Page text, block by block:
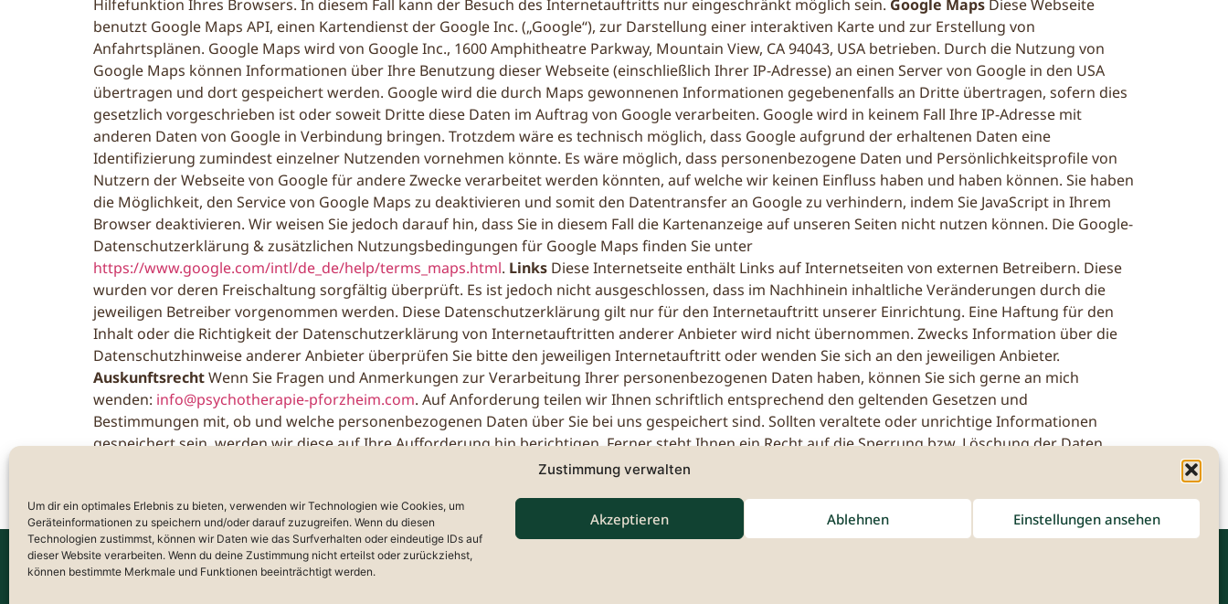
Zustimmung verwalten
Um dir ein optimales Erlebnis zu bieten, verwenden wir Technologien wie Cookies, um
Geräteinformationen zu speichern und/oder darauf zuzugreifen. Wenn du diesen
Technologien zustimmst, können wir Daten wie das Surfverhalten oder eindeutige IDs auf
dieser Website verarbeiten. Wenn du deine Zustimmung nicht erteilst oder zurückziehst,
können bestimmte Merkmale und Funktionen beeinträchtigt werden.
Akzeptieren Ablehnen Einstellungen ansehen
Hilfefunktion Ihres Browsers. In diesem Fall kann der Besuch des Internetauftritts nur eingeschränkt möglich sein. Google Maps Diese Webseite
benutzt Google Maps API, einen Kartendienst der Google Inc. („Google“), zur Darstellung einer interaktiven Karte und zur Erstellung von
Anfahrtsplänen. Google Maps wird von Google Inc., 1600 Amphitheatre Parkway, Mountain View, CA 94043, USA betrieben. Durch die Nutzung von
Google Maps können Informationen über Ihre Benutzung dieser Webseite (einschließlich Ihrer IP-Adresse) an einen Server von Google in den USA
übertragen und dort gespeichert werden. Google wird die durch Maps gewonnenen Informationen gegebenenfalls an Dritte übertragen, sofern dies
gesetzlich vorgeschrieben ist oder soweit Dritte diese Daten im Auftrag von Google verarbeiten. Google wird in keinem Fall Ihre IP-Adresse mit
anderen Daten von Google in Verbindung bringen. Trotzdem wäre es technisch möglich, dass Google aufgrund der erhaltenen Daten eine
Identifizierung zumindest einzelner Nutzenden vornehmen könnte. Es wäre möglich, dass personenbezogene Daten und Persönlichkeitsprofile von
Nutzern der Webseite von Google für andere Zwecke verarbeitet werden könnten, auf welche wir keinen Einfluss haben und haben können. Sie haben
die Möglichkeit, den Service von Google Maps zu deaktivieren und somit den Datentransfer an Google zu verhindern, indem Sie JavaScript in Ihrem
Browser deaktivieren. Wir weisen Sie jedoch darauf hin, dass Sie in diesem Fall die Kartenanzeige auf unseren Seiten nicht nutzen können. Die Google-
Datenschutzerklärung & zusätzlichen Nutzungsbedingungen für Google Maps finden Sie unter
https://www.google.com/intl/de_de/help/terms_maps.html. Links Diese Internetseite enthält Links auf Internetseiten von externen Betreibern. Diese
wurden vor deren Freischaltung sorgfältig überprüft. Es ist jedoch nicht ausgeschlossen, dass im Nachhinein inhaltliche Veränderungen durch die
jeweiligen Betreiber vorgenommen werden. Diese Datenschutzerklärung gilt nur für den Internetauftritt unserer Einrichtung. Eine Haftung für den
Inhalt oder die Richtigkeit der Datenschutzerklärung von Internetauftritten anderer Anbieter wird nicht übernommen. Zwecks Information über die
Datenschutzhinweise anderer Anbieter überprüfen Sie bitte den jeweiligen Internetauftritt oder wenden Sie sich an den jeweiligen Anbieter.
AuskunftsrechtWenn Sie Fragen und Anmerkungen zur Verarbeitung Ihrer personenbezogenen Daten haben, können Sie sich gerne an mich
wenden: info@psychotherapie-pforzheim.com. Auf Anforderung teilen wir Ihnen schriftlich entsprechend den geltenden Gesetzen und
Bestimmungen mit, ob und welche personenbezogenen Daten über Sie bei uns gespeichert sind. Sollten veraltete oder unrichtige Informationen
gespeichert sein, werden wir diese auf Ihre Aufforderung hin berichtigen. Ferner steht Ihnen ein Recht auf die Sperrung bzw. Löschung der Daten
Aktualität der Datenschutzerklärung
die aktuellen Gegebenheiten anzupassen. Wir empfehlen daher, die Datenschutzerklärung von Zeit zu Zeit erneut durchzulesen. Stand: 20. Mai 2018